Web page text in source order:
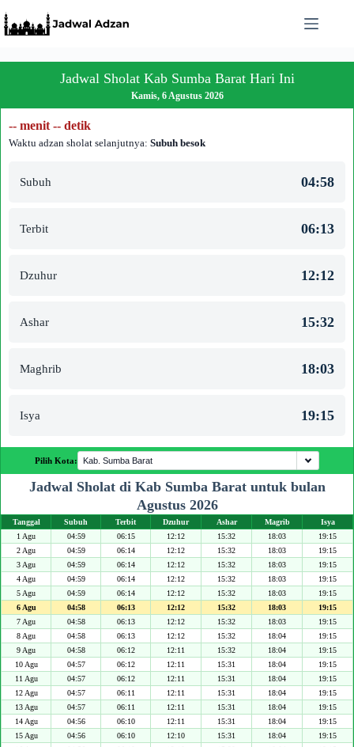
to
content
Jadwal Sholat Kab Sumba Barat Hari Ini
Kamis, 6 Agustus 2026
-- menit -- detik
Waktu adzan sholat selanjutnya: Subuh besok
Subuh 04:58
Terbit 06:13
Dzuhur 12:12
Ashar 15:32
Maghrib 18:03
Isya 19:15
Pilih Kota:
Jadwal Sholat di Kab Sumba Barat untuk bulan
Agustus 2026
Tanggal Subuh Terbit Dzuhur Ashar Magrib
Isya
1 Agu
04:59 06:15 12:12 15:32 18:03
19:15
2 Agu
04:59 06:14 12:12 15:32 18:03
19:15
3 Agu
04:59 06:14 12:12 15:32 18:03
19:15
4 Agu
04:59 06:14 12:12 15:32 18:03
19:15
5 Agu
04:59 06:14 12:12 15:32 18:03
19:15
6 Agu
04:58 06:13 12:12 15:32 18:03
19:15
7 Agu
04:58 06:13 12:12 15:32 18:03
19:15
8 Agu
04:58 06:13 12:12 15:32 18:04
19:15
9 Agu
04:58 06:12 12:11 15:32 18:04
19:15
10 Agu
04:57 06:12 12:11 15:31 18:04
19:15
11 Agu
04:57 06:12 12:11 15:31 18:04
19:15
12 Agu
04:57 06:11 12:11 15:31 18:04
19:15
13 Agu
04:57 06:11 12:11 15:31 18:04
19:15
14 Agu
04:56 06:10 12:11 15:31 18:04
19:15
15 Agu
04:56 06:10 12:10 15:31 18:04
19:15